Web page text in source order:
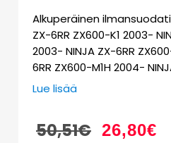
Alkuperäinen
ZX-6RR ZX600-K1 2003-
2003- NINJA ZX-6RR
6RR ZX600-M1H 2004-
Lue lisää
50,51€ 26,80€